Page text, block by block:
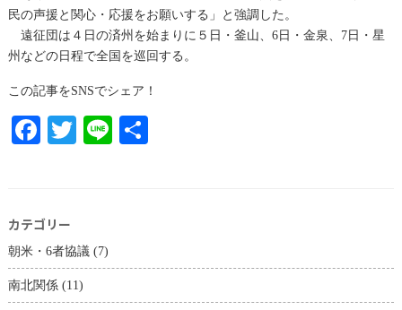
民の声援と関心・応援をお願いする」と強調した。
遠征団は４日の済州を始まりに５日・釜山、6日・金泉、7日・星
州などの日程で全国を巡回する。
この記事をSNSでシェア！
Facebook
Twitter
Line
カテゴリー
朝米・6者協議(7)
南北関係(11)